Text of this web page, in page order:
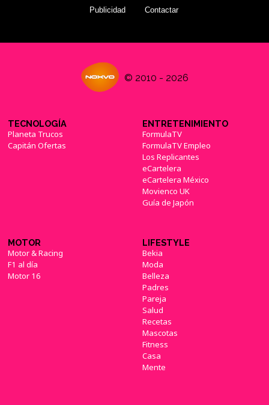
Publicidad Contactar
© 2010 - 2026
TECNOLOGÍA
Planeta Trucos
Capitán Ofertas
ENTRETENIMIENTO
FormulaTV
FormulaTV Empleo
Los Replicantes
eCartelera
eCartelera México
Movienco UK
Guía de Japón
MOTOR
Motor & Racing
F1 al día
Motor 16
LIFESTYLE
Bekia
Moda
Belleza
Padres
Pareja
Salud
Recetas
Mascotas
Fitness
Casa
Mente